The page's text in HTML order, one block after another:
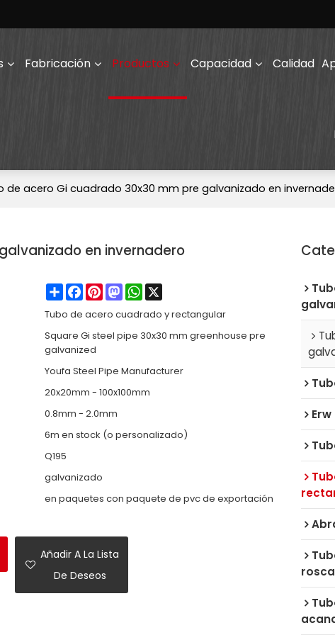
Fabricación Productos Capacidad Calidad
de acero Gi cuadrado 30x30 mm pre galvanizado en
en invernadero
ShareFacebook
PinterestMastodonWhatsApp
Tubo de acero cuadrado y rectangular
Square Gi steel pipe 30x30 mm greenhouse pre
galvanized
Youfa Steel Pipe Manufacturer
20x20mm - 100x100mm
0.8mm - 2.0mm
6m en stock (o personalizado)
Q195
galvanizado
en paquetes con paquete de pvc de exportación
Añadir A La Lista
De Deseos